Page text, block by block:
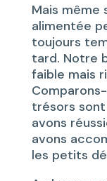
Mais même
alimentée
toujours
tard. Notre
faible mais
trésors
avons
avons
les petits